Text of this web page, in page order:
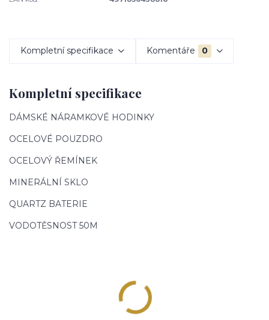
Kompletní specifikace Komentáře 0
Kompletní specifikace
DÁMSKÉ NÁRAMKOVÉ HODINKY
OCELOVÉ POUZDRO
OCELOVÝ ŘEMÍNEK
MINERÁLNÍ SKLO
QUARTZ BATERIE
VODOTĚSNOST 50M